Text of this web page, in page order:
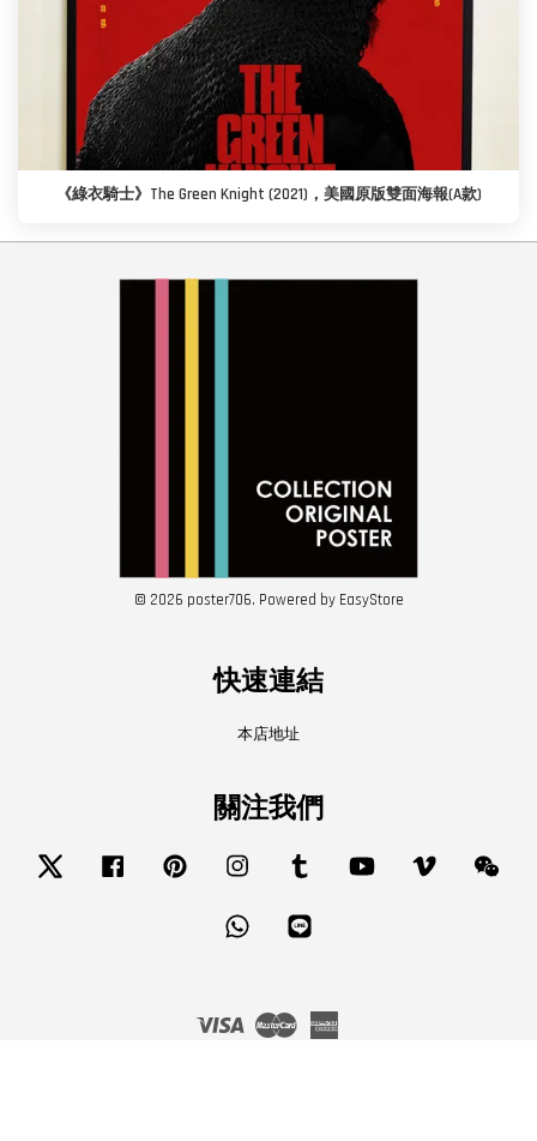
《綠衣騎士》The Green Knight (2021)，美國原版雙面海報(A款)
© 2026 poster706. Powered by EasyStore
快速連結
本店地址
關注我們
Twitter Facebook Pinterest Instagram Tumblr YouTube Vimeo
Whatsapp
Visa Master